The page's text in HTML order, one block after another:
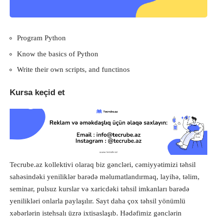
Program Python
Know the basics of Python
Write their own scripts, and functinos
Kursa keçid et
Tecrube.az kollektivi olaraq biz gəncləri, cəmiyyətimizi təhsil
sahəsindəki yeniliklər barədə məlumatlandırmaq, layihə, təlim,
seminar, pulsuz kurslar və xaricdəki təhsil imkanları barədə
yenilikləri onlarla paylaşılır. Sayt daha çox təhsil yönümlü
xəbərlərin istehsalı üzrə ixtisaslaşıb. Hədəfimiz gənclərin